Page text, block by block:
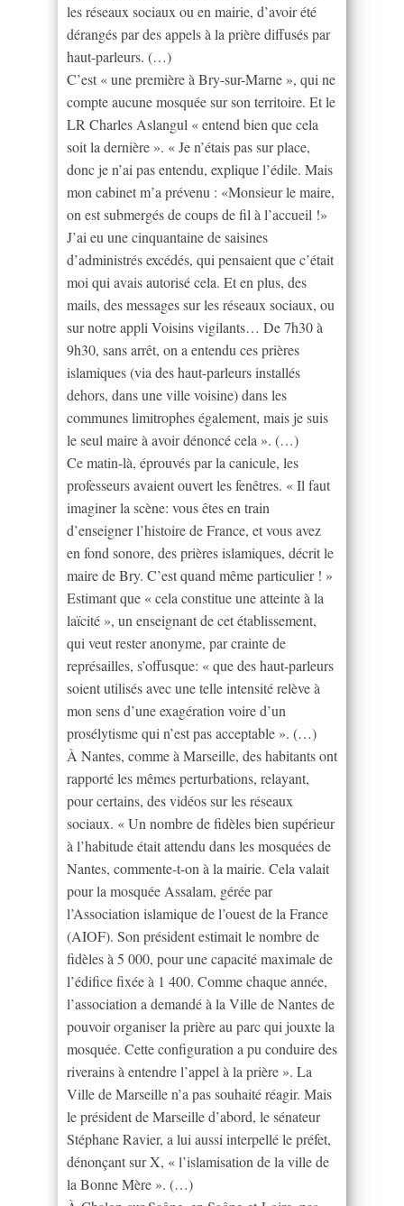
les réseaux sociaux ou en mairie, d’avoir été
dérangés par des appels à la prière diffusés par
haut-parleurs. (…)
C’est « une première à Bry-sur-Marne », qui ne
compte aucune mosquée sur son territoire. Et le
LR Charles Aslangul « entend bien que cela
soit la dernière ». « Je n’étais pas sur place,
donc je n’ai pas entendu, explique l’édile. Mais
mon cabinet m’a prévenu : «Monsieur le maire,
on est submergés de coups de fil à l’accueil !»
J’ai eu une cinquantaine de saisines
d’administrés excédés, qui pensaient que c’était
moi qui avais autorisé cela. Et en plus, des
mails, des messages sur les réseaux sociaux, ou
sur notre appli Voisins vigilants… De 7h30 à
9h30, sans arrêt, on a entendu ces prières
islamiques (via des haut-parleurs installés
dehors, dans une ville voisine) dans les
communes limitrophes également, mais je suis
le seul maire à avoir dénoncé cela ». (…)
Ce matin-là, éprouvés par la canicule, les
professeurs avaient ouvert les fenêtres. « Il faut
imaginer la scène: vous êtes en train
d’enseigner l’histoire de France, et vous avez
en fond sonore, des prières islamiques, décrit le
maire de Bry. C’est quand même particulier ! »
Estimant que « cela constitue une atteinte à la
laïcité », un enseignant de cet établissement,
qui veut rester anonyme, par crainte de
représailles, s’offusque: « que des haut-parleurs
soient utilisés avec une telle intensité relève à
mon sens d’une exagération voire d’un
prosélytisme qui n’est pas acceptable ». (…)
À Nantes, comme à Marseille, des habitants ont
rapporté les mêmes perturbations, relayant,
pour certains, des vidéos sur les réseaux
sociaux. « Un nombre de fidèles bien supérieur
à l’habitude était attendu dans les mosquées de
Nantes, commente-t-on à la mairie. Cela valait
pour la mosquée Assalam, gérée par
l’Association islamique de l’ouest de la France
(AIOF). Son président estimait le nombre de
fidèles à 5 000, pour une capacité maximale de
l’édifice fixée à 1 400. Comme chaque année,
l’association a demandé à la Ville de Nantes de
pouvoir organiser la prière au parc qui jouxte la
mosquée. Cette configuration a pu conduire des
riverains à entendre l’appel à la prière ». La
Ville de Marseille n’a pas souhaité réagir. Mais
le président de Marseille d’abord, le sénateur
Stéphane Ravier, a lui aussi interpellé le préfet,
dénonçant sur X, « l’islamisation de la ville de
la Bonne Mère ». (…)